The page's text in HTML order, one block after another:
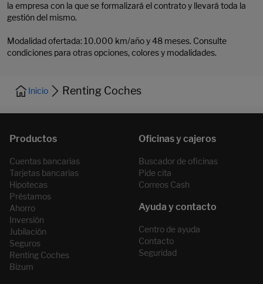
la empresa con la que se formalizará el contrato y llevará toda la
gestión del mismo.
Modalidad ofertada: 10.000 km/año y 48 meses. Consulte
condiciones para otras opciones, colores y modalidades.
Inicio Renting Coches
Cuentas bancarias
Tarjetas bancarias
Hipotecas
Préstamos
Ahorro
Inversión
Jubilación
Seguros
Renting Coches
Bizum
Buscador de oficinas
Pide cita
Correos Cash
Centro de ayuda
Contacto
Seguridad